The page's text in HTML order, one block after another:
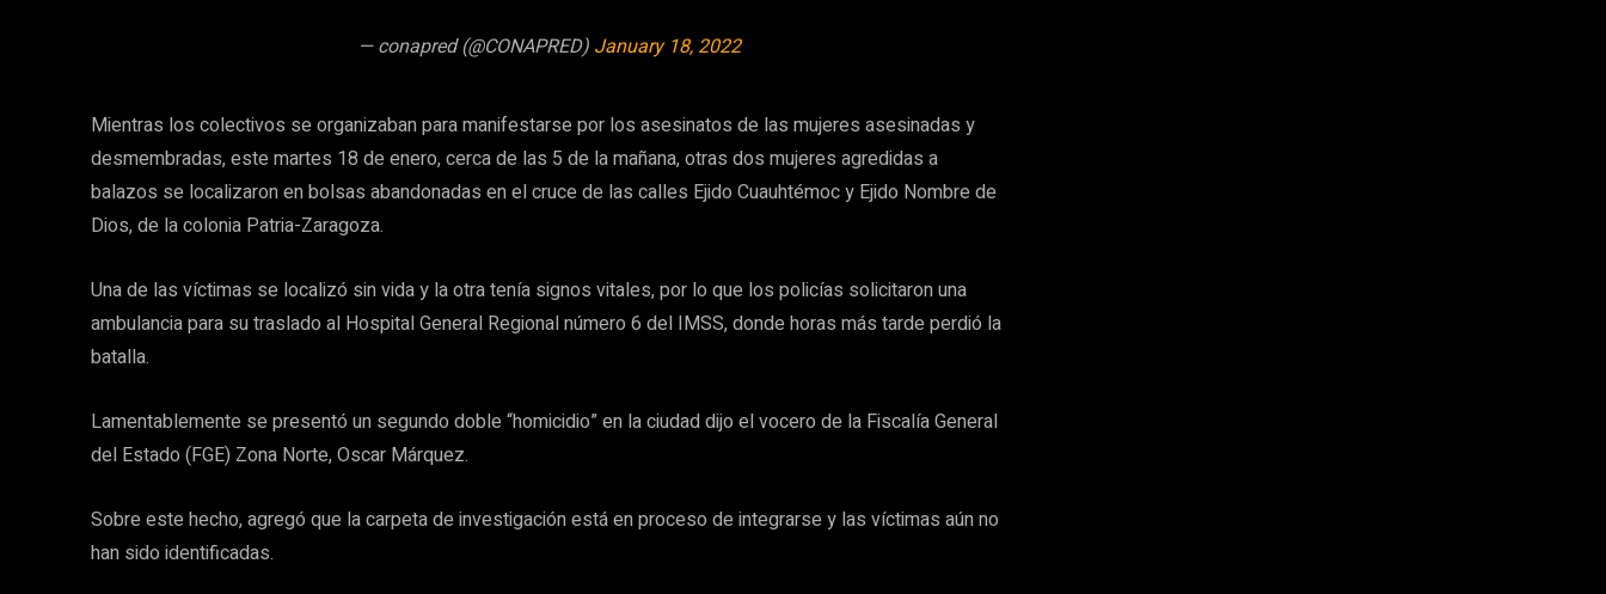
— conapred (@CONAPRED) January 18, 2022
Mientras los colectivos se organizaban para manifestarse por los asesinatos de las mujeres asesinadas y
desmembradas, este martes 18 de enero, cerca de las 5 de la mañana, otras dos mujeres agredidas a
balazos se localizaron en bolsas abandonadas en el cruce de las calles Ejido Cuauhtémoc y Ejido Nombre de
Dios, de la colonia Patria-Zaragoza.
Una de las víctimas se localizó sin vida y la otra tenía signos vitales, por lo que los policías solicitaron una
ambulancia para su traslado al Hospital General Regional número 6 del IMSS, donde horas más tarde perdió la
batalla.
Lamentablemente se presentó un segundo doble “homicidio” en la ciudad dijo el vocero de la Fiscalía General
del Estado (FGE) Zona Norte, Oscar Márquez.
Sobre este hecho, agregó que la carpeta de investigación está en proceso de integrarse y las víctimas aún no
han sido identificadas.